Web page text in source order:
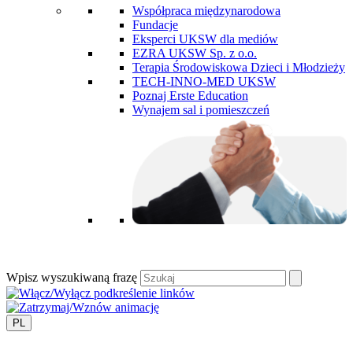
Współpraca międzynarodowa
Fundacje
Eksperci UKSW dla mediów
EZRA UKSW Sp. z o.o.
Terapia Środowiskowa Dzieci i Młodzieży
TECH-INNO-MED UKSW
Poznaj Erste Education
Wynajem sal i pomieszczeń
Wpisz wyszukiwaną frazę
PL